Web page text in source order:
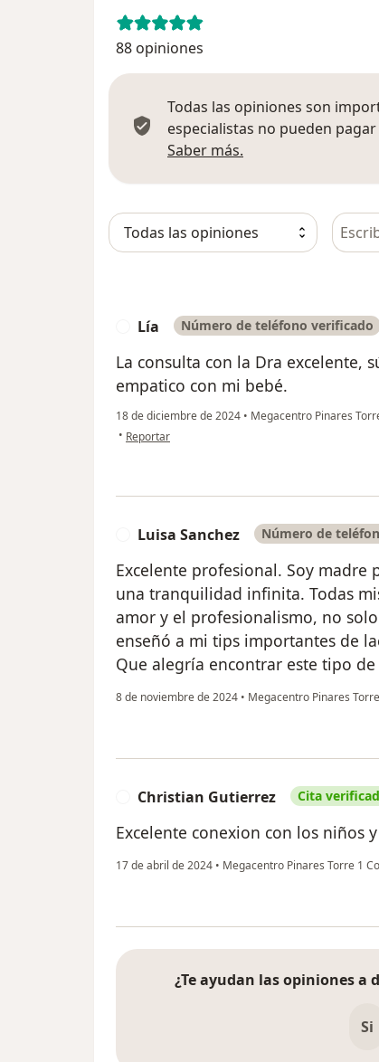
88 opiniones
Todas las opiniones son
especialistas no pueden
Saber más.
Busca
Lía Número de teléfono verificado
La consulta con la Dra excelente,
empatico con mi bebé.
18 de diciembre de 2024 • Megacentro Pinares
• en opinión del usuario Lía
Reportar
Luisa Sanchez Número de
Excelente profesional. Soy
una tranquilidad infinita. Todas
amor y el profesionalismo, no
enseñó a mi tips importantes de
Que alegría encontrar este tipo
8 de noviembre de 2024 • Megacentro Pinares
Christian Gutierrez Cita
Excelente conexion con los niños
17 de abril de 2024 • Megacentro Pinares Torre 1
¿Te ayudan las opiniones a
Si